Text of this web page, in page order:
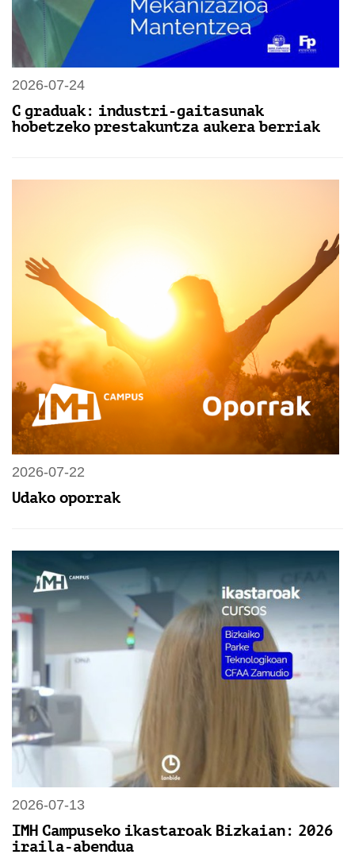
2026-07-24
C graduak: industri-gaitasunak
hobetzeko prestakuntza aukera berriak
2026-07-22
Udako oporrak
2026-07-13
IMH Campuseko ikastaroak Bizkaian: 2026
iraila-abendua